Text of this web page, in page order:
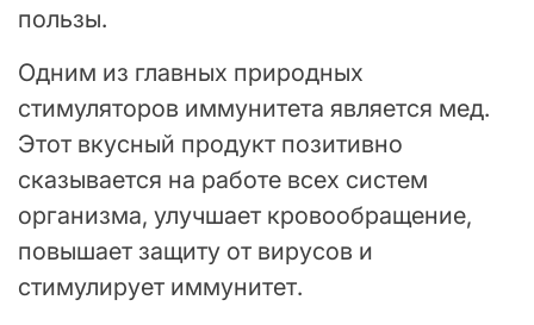
пользы.
Одним из главных природных
стимуляторов иммунитета является мед.
Этот вкусный продукт позитивно
сказывается на работе всех систем
организма, улучшает кровообращение,
повышает защиту от вирусов и
стимулирует иммунитет.